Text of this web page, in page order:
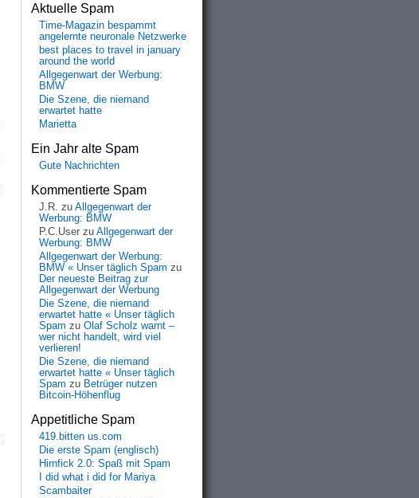
Aktuelle Spam
Time-Magazin bespammt
angelernte neuronale Netzwerke
best places to travel in january
around the world
Allgegenwart der Werbung:
BMW
Die Szene, die niemand
erwartet hatte
Marietta
Ein Jahr alte Spam
Gute Nachrichten
Kommentierte Spam
J.R. zu Allgegenwart der
Werbung: BMW
P.C.User zu Allgegenwart der
Werbung: BMW
Allgegenwart der Werbung:
BMW « Unser täglich Spam zu
Der neueste Beitrag zur
Allgegenwart der Werbung
Die Szene, die niemand
erwartet hatte « Unser täglich
Spam zu Olaf Scholz warnt –
wer nicht handelt, wird viel
verlieren!
Die Szene, die niemand
erwartet hatte « Unser täglich
Spam zu Betrüger nutzen
Bitcoin-Höhenflug
Appetitliche Spam
419.bitten us.com
Die erste Spam (englisch)
Hirnfick 2.0: Spaß mit Spam
I did what i did for Mariya
Scambaiter